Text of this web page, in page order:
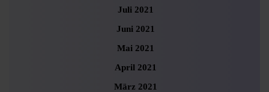
Juli 2021
Juni 2021
Mai 2021
April 2021
März 2021